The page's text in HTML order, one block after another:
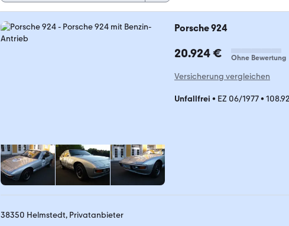
Porsche 924
20.924 € Ohne Bewertung
Versicherung vergleichen
Unfallfrei • EZ 06/1977•
38350 Helmstedt, Privatanbieter